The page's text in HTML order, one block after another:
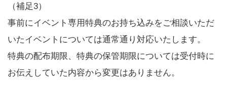
（補足3）
事前にイベント専用特典のお持ち込みをご相談いただ
いたイベントについては通常通り対応いたします。
特典の配布期限、特典の保管期限については受付時に
お伝えしていた内容から変更はありません。